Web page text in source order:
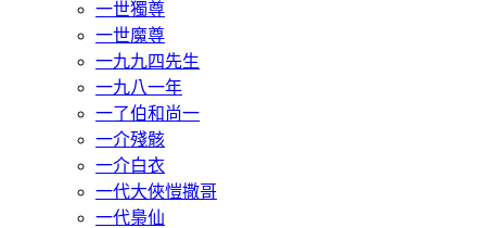
一世獨尊
一世魔尊
一九九四先生
一九八一年
一了伯和尚一
一介殘骸
一介白衣
一代大俠愷撒哥
一代梟仙